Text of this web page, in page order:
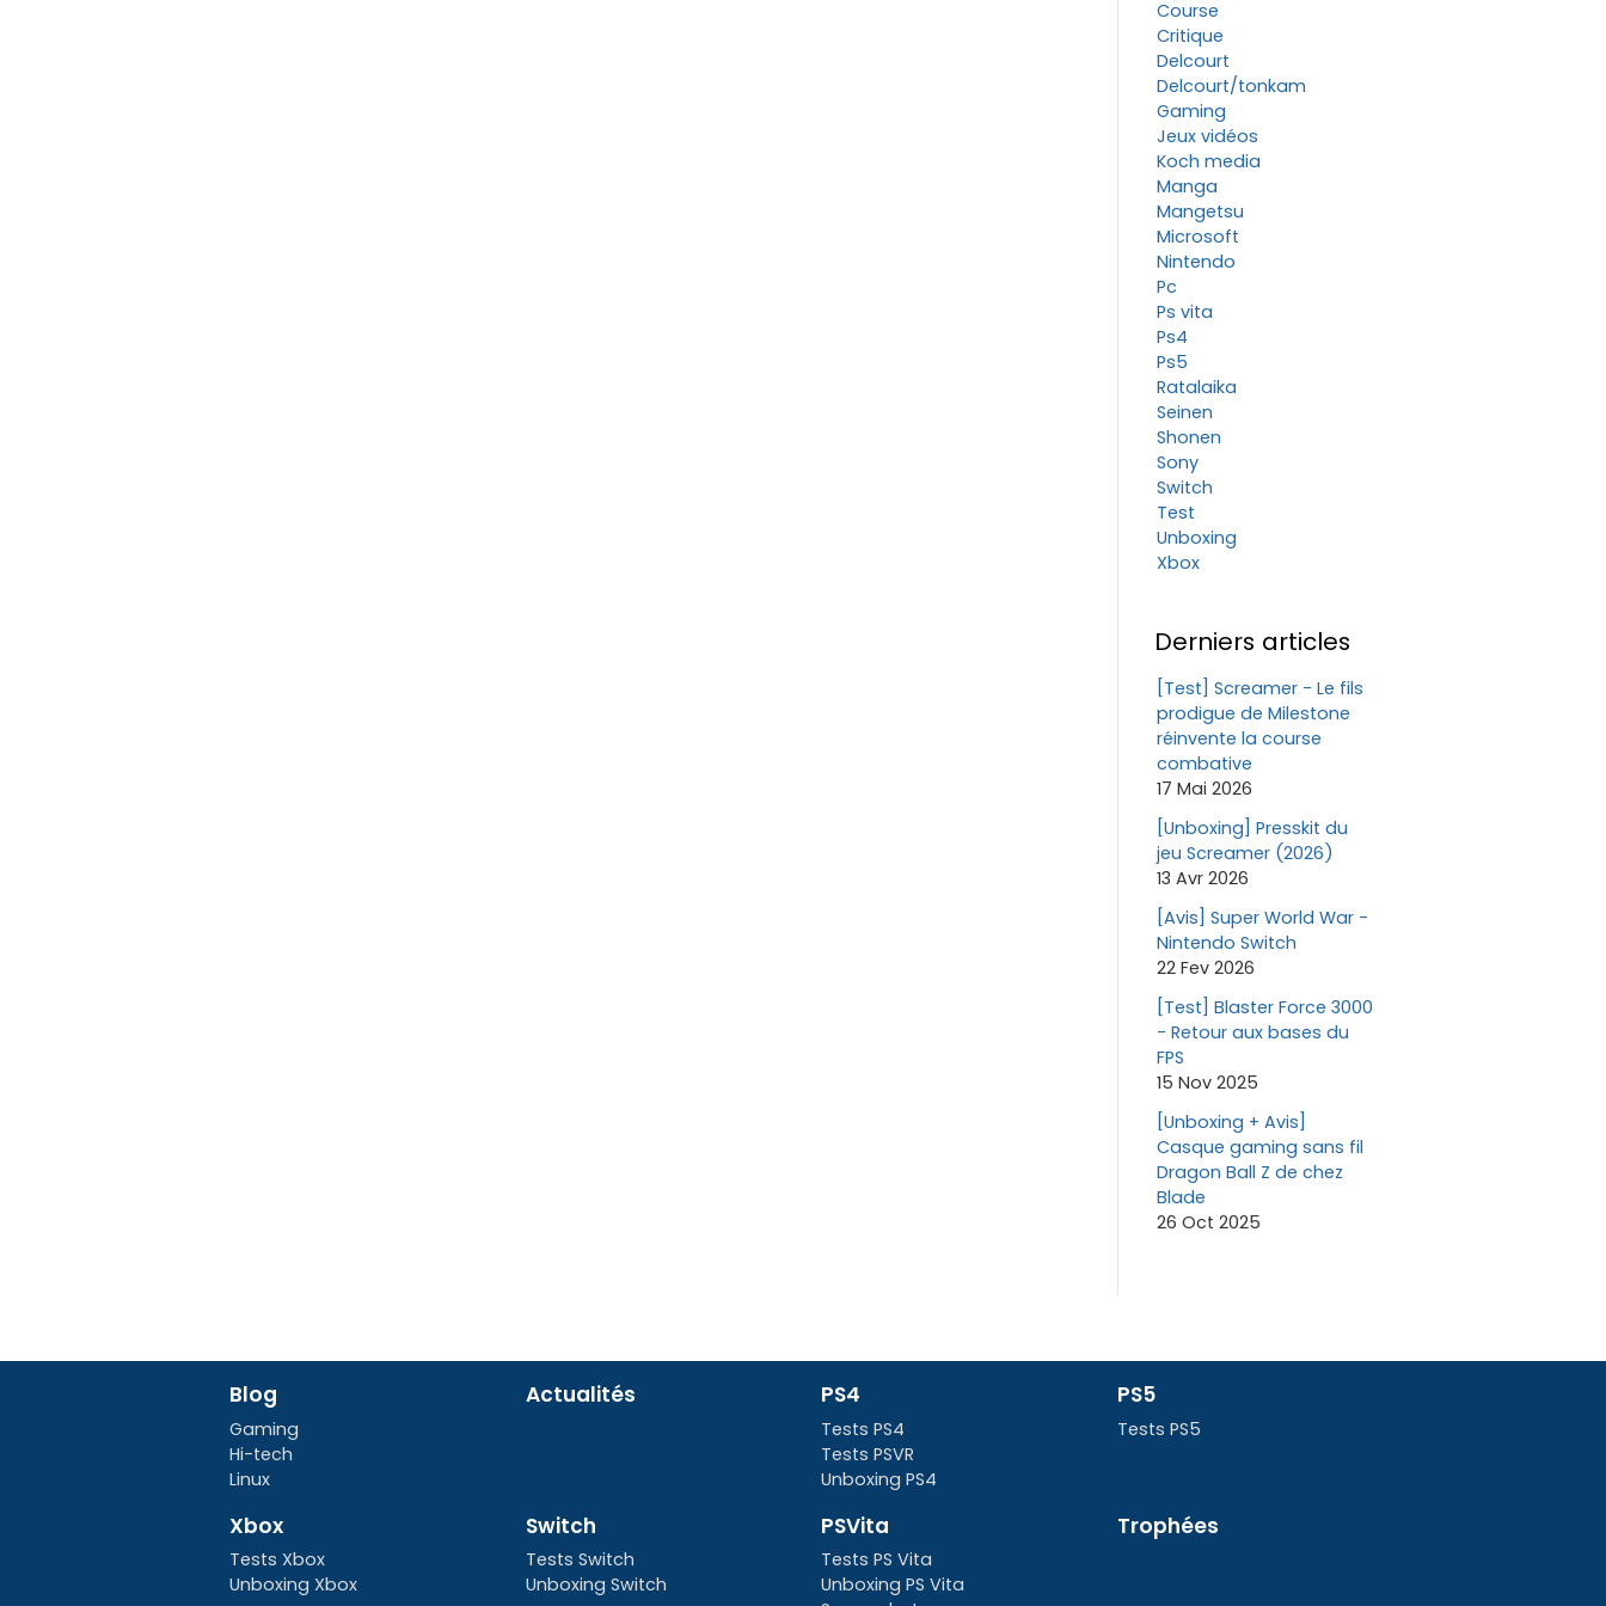
Course
Critique
Delcourt
Delcourt/tonkam
Gaming
Jeux vidéos
Koch media
Manga
Mangetsu
Microsoft
Nintendo
Pc
Ps vita
Ps4
Ps5
Ratalaika
Seinen
Shonen
Sony
Switch
Test
Unboxing
Xbox
Derniers articles
[Test] Screamer - Le fils
prodigue de Milestone
réinvente la course
combative
17 Mai 2026
[Unboxing] Presskit du
jeu Screamer (2026)
13 Avr 2026
[Avis] Super World War -
Nintendo Switch
22 Fev 2026
[Test] Blaster Force 3000
- Retour aux bases du
FPS
15 Nov 2025
[Unboxing + Avis]
Casque gaming sans fil
Dragon Ball Z de chez
Blade
26 Oct 2025
Blog
Gaming
Hi-tech
Linux
Actualités PS4
Tests PS4
Tests PSVR
Unboxing PS4
PS5
Tests PS5
Xbox
Tests Xbox
Unboxing Xbox
Switch
Tests Switch
Unboxing Switch
PSVita
Tests PS Vita
Unboxing PS Vita
Trophées